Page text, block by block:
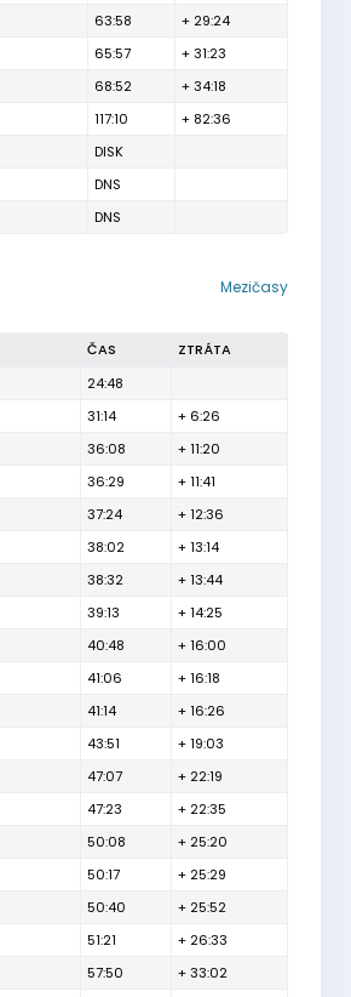
63:58
+ 29:24
65:57
+ 31:23
68:52
+ 34:18
117:10
+ 82:36
DISK
DNS
DNS
Mezičasy
ČAS
ZTRÁTA
24:48
31:14
+ 6:26
36:08
+ 11:20
36:29
+ 11:41
37:24
+ 12:36
38:02
+ 13:14
38:32
+ 13:44
39:13
+ 14:25
40:48
+ 16:00
41:06
+ 16:18
41:14
+ 16:26
43:51
+ 19:03
47:07
+ 22:19
47:23
+ 22:35
50:08
+ 25:20
50:17
+ 25:29
50:40
+ 25:52
51:21
+ 26:33
57:50
+ 33:02